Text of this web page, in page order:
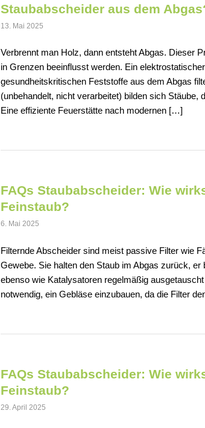
Staubabscheider aus dem
13. Mai 2025
Verbrennt man Holz, dann entsteht Abgas. Dieser
in Grenzen beeinflusst werden. Ein
gesundheitskritischen Feststoffe aus dem Abgas
(unbehandelt, nicht verarbeitet) bilden sich Stäube,
Eine effiziente Feuerstätte nach modernen […]
FAQs Staubabscheider: Wie
Feinstaub?
6. Mai 2025
Filternde Abscheider sind meist passive Filter wie
Gewebe. Sie halten den Staub im Abgas zurück,
ebenso wie Katalysatoren regelmäßig
notwendig, ein Gebläse einzubauen, da die Filter
FAQs Staubabscheider: Wie
Feinstaub?
29. April 2025